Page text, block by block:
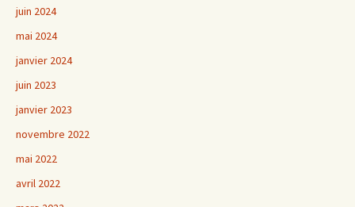
juin 2024
mai 2024
janvier 2024
juin 2023
janvier 2023
novembre 2022
mai 2022
avril 2022